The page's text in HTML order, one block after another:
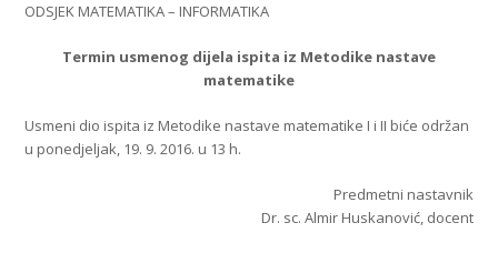
ODSJEK MATEMATIKA – INFORMATIKA
Termin usmenog dijela ispita iz Metodike nastave
matematike
Usmeni dio ispita iz Metodike nastave matematike I i II biće održan
u ponedjeljak, 19. 9. 2016. u 13 h.
Predmetni nastavnik
Dr. sc. Almir Huskanović, docent